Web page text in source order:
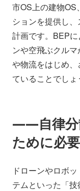
市OS上の建物OS
ションを提供し
計画です。BEP
ンや空飛ぶクル
や物流をはじめ
ていることでしょ
――自律分
ために必
ドローンやロボ
テムといった「